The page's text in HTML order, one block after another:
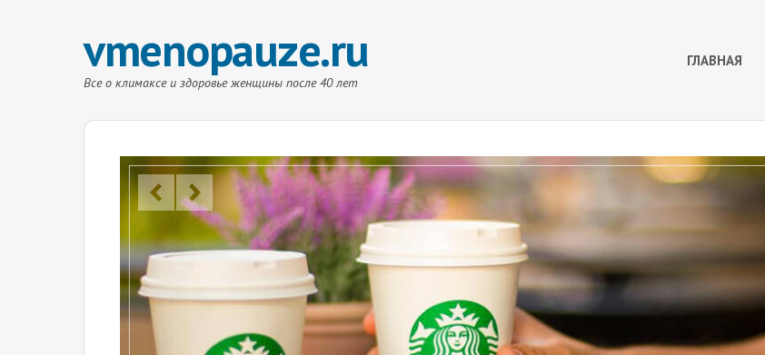
vmenopauze.ru
Все о климаксе и здоровье женщины после 40 лет
ГЛАВНАЯ